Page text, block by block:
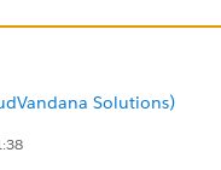
Solutions)